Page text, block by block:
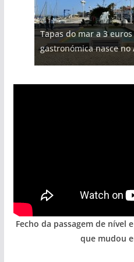
Tapas do mar a 3
gastronómica nasce no
Projeto milionário:
milhões de euros na
hotéis (com vídeo)
Tempestades roubam
arribas em risco no
Milagre da água.
Algarve voltam a ter
Foto do dia: uma
entre redes e fábricas
Fecho da passagem de nível
que mudou